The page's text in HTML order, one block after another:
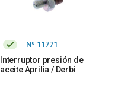
Nº 11771
Interruptor presión de
aceite Aprilia / Derbi